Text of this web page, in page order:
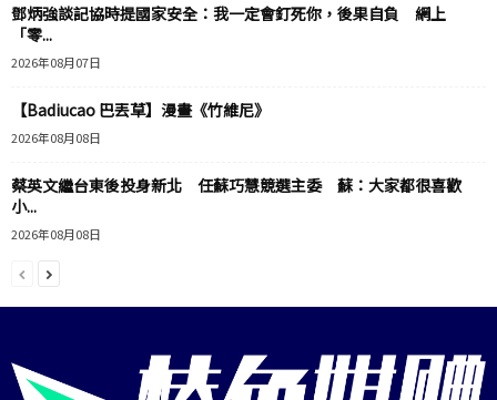
鄧炳強談記協時提國家安全：我一定會釘死你，後果自負 網上
「零...
2026年08月07日
【Badiucao 巴丟草】漫畫《竹維尼》
2026年08月08日
蔡英文繼台東後投身新北 任蘇巧慧競選主委 蘇：大家都很喜歡
小...
2026年08月08日